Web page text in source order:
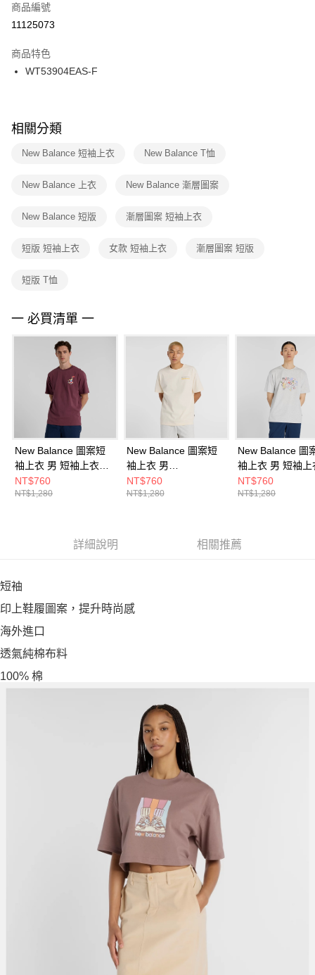
【「AFTEE先享後付」結帳流程】
１．於結帳方式選擇「AFTEE先享後付」後，將跳轉至「AFTEE先享後付」
２．訂單成立數日內，您將收到繳費通知簡訊。
３．收到繳費通知簡訊後14天內，點擊此簡訊中的連結，可透過四大超商／
ATM／網路銀行／等多元方式進行付款，方視為交易完成。
※ 交易是否成功請以「AFTEE先享後付 」之結帳頁面顯示為準，若有關於
是否繳費成功／繳費後需取消欲退款等相關疑問，請聯繫「AFTEE先享後付
客戶支援中心」 https://netprotections.freshdesk.com/support/home
１．透過由恩沛科技股份有限公司提供之「AFTEE先享後付」服務完成之交
權轉讓予恩沛科技股份有限公司。
３．未成年的使用者請事先徵得法定代理人或監護人之同意方可使用
任。
請求用戶進行身份認證。
５．嚴禁一人註冊多個帳號或使用他人資訊註冊。若發現惡意使用之情形，
恩沛科技股份有限公司將有權停止該用戶之使用額度並採取法律行動。
宅配
每筆NT$100，滿NT$1,500(含以上)免運費
付款後門市自取
每筆NT$100，滿NT$1,500(含以上)免運費
商品編號
11125073
商品特色
WT53904EAS-F
相關分類
New Balance 短袖上衣 New Balance T恤
New Balance 上衣 New Balance 漸層圖案
New Balance 短版 漸層圖案 短袖上衣
短版 短袖上衣 女款 短袖上衣 漸層圖案 短版
短版 T恤
一 必買清單 一
New Balance 圖案短
袖上衣 男 短袖上衣
MT51934FDP-F
NT$760
NT$1,280
New Balance 圖案短
袖上衣 男
MT53900PEF-F
NT$760
NT$1,280
New Balance 圖
袖上衣 男 短袖上
MT53905AHH-F
NT$760
NT$1,280
詳細說明 相關推薦
短袖
印上鞋履圖案，提升時尚感
海外進口
透氣純棉布料
100% 棉